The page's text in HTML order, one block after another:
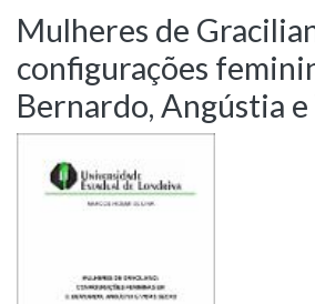
Busca no Repositório
Estatísticas
Mulheres de
configurações
Bernardo, Angústia e